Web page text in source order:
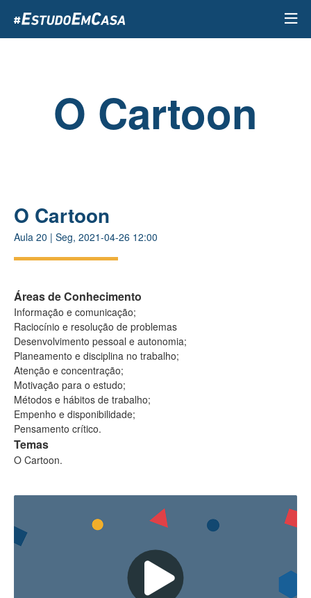
para
o
O Cartoon
O Cartoon
Aula 20 | Seg, 2021-04-26 12:00
Áreas de Conhecimento
Informação e comunicação;
Raciocínio e resolução de problemas
Desenvolvimento pessoal e autonomia;
Planeamento e disciplina no trabalho;
Atenção e concentração;
Motivação para o estudo;
Métodos e hábitos de trabalho;
Empenho e disponibilidade;
Pensamento crítico.
Temas
O Cartoon.